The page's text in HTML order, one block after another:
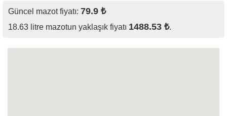
Güncel mazot fiyatı: 79.9 ₺
18.63 litre mazotun yaklaşık fiyatı 1488.53 ₺.